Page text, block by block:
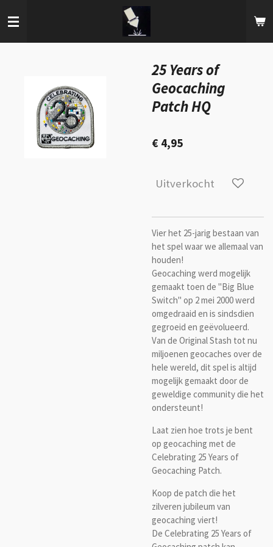
direct
25 Years of
Geocaching
Patch HQ
€ 4,95
Uitverkocht
Vier het 25-jarig bestaan van
het spel waar we allemaal van
houden!
Geocaching werd mogelijk
gemaakt toen de "Big Blue
Switch" op 2 mei 2000 werd
omgedraaid en is sindsdien
gegroeid en geëvolueerd.
Van de Original Stash tot nu
miljoenen geocaches over de
hele wereld, dit spel is altijd
mogelijk gemaakt door de
geweldige community die het
ondersteunt!
Laat zien hoe trots je bent
op geocaching met de
Celebrating 25 Years of
Geocaching Patch.
Koop de patch die het
zilveren jubileum van
geocaching viert!
De Celebrating 25 Years of